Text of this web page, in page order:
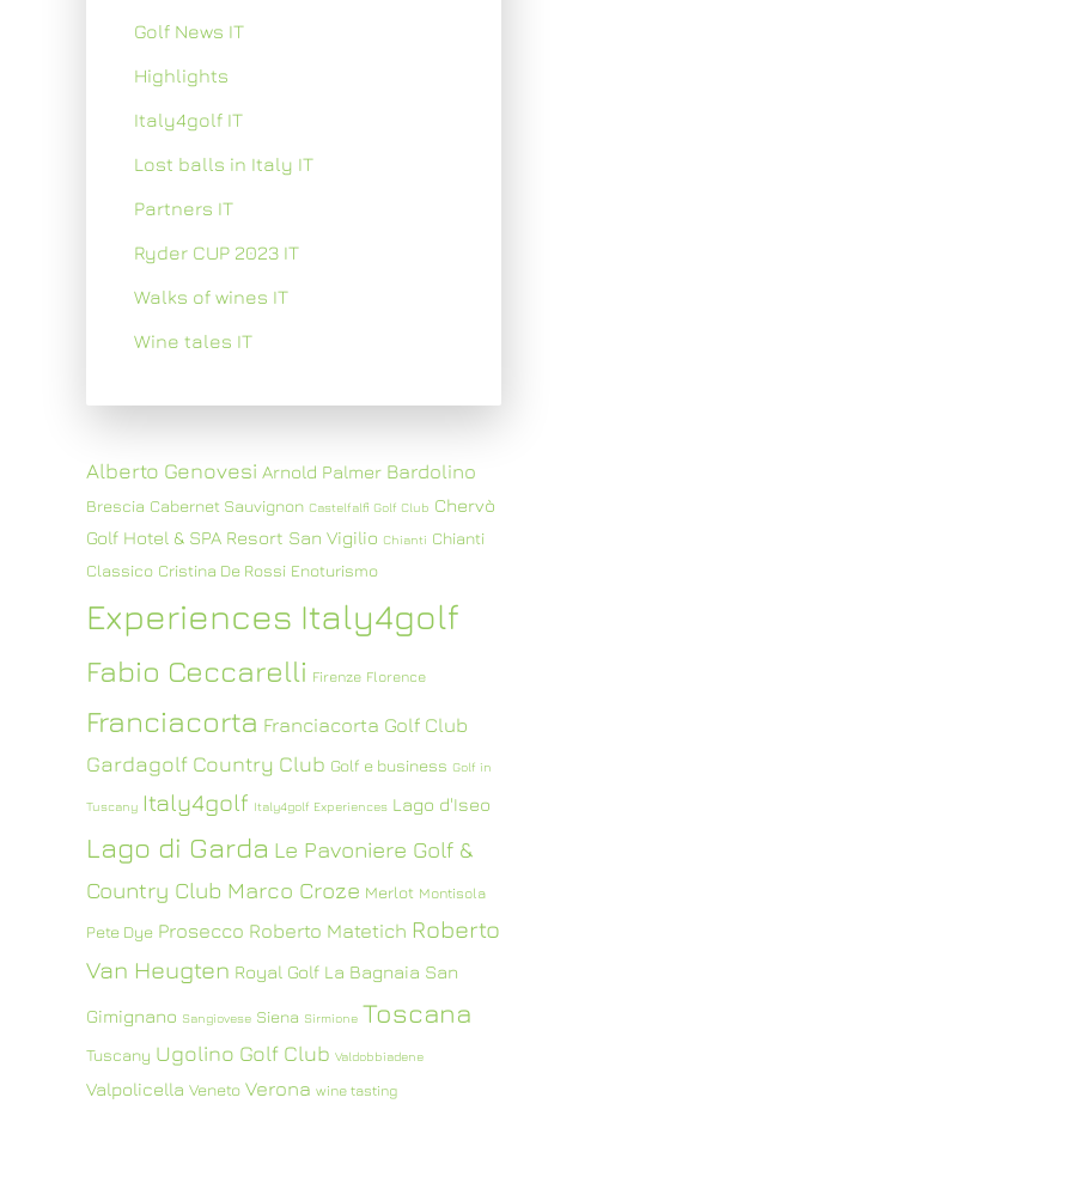
Golf News IT
Highlights
Italy4golf IT
Lost balls in Italy IT
Partners IT
Ryder CUP 2023 IT
Walks of wines IT
Wine tales IT
Alberto Genovesi Arnold Palmer Bardolino
Brescia Cabernet Sauvignon Castelfalfi Golf Club Chervò
Golf Hotel & SPA Resort San Vigilio Chianti Chianti
Classico Cristina De Rossi Enoturismo
Experiences Italy4golf
Fabio Ceccarelli Firenze Florence
Franciacorta Franciacorta Golf Club
Gardagolf Country Club Golf e business Golf in
Tuscany Italy4golf Italy4golf Experiences Lago d'Iseo
Lago di Garda Le Pavoniere Golf &
Country Club Marco Croze Merlot Montisola
Pete Dye Prosecco Roberto Matetich Roberto
Van Heugten Royal Golf La Bagnaia San
Gimignano Sangiovese Siena Sirmione Toscana
Tuscany Ugolino Golf Club Valdobbiadene
Valpolicella Veneto Verona wine tasting